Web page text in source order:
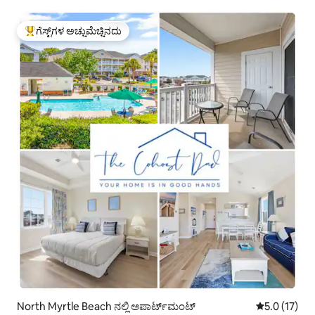
ಗೆಸ್ಟ್‌ಗಳಿಗೆ ಅತಿ ಹೆಚ್ಚು ಅಚ್ಚುಮೆಚ್ಚಿನದು
ಗೆಸ್ಟ್‌ಗಳ ಅಚ್ಚುಮೆಚ್ಚಿನದು
North Myrtle Beach ನಲ್ಲಿ ಅಪಾರ್ಟ್‌ಮಂಟ್ 5 ರಲ್ಲಿ 5.0
5.0 (17)